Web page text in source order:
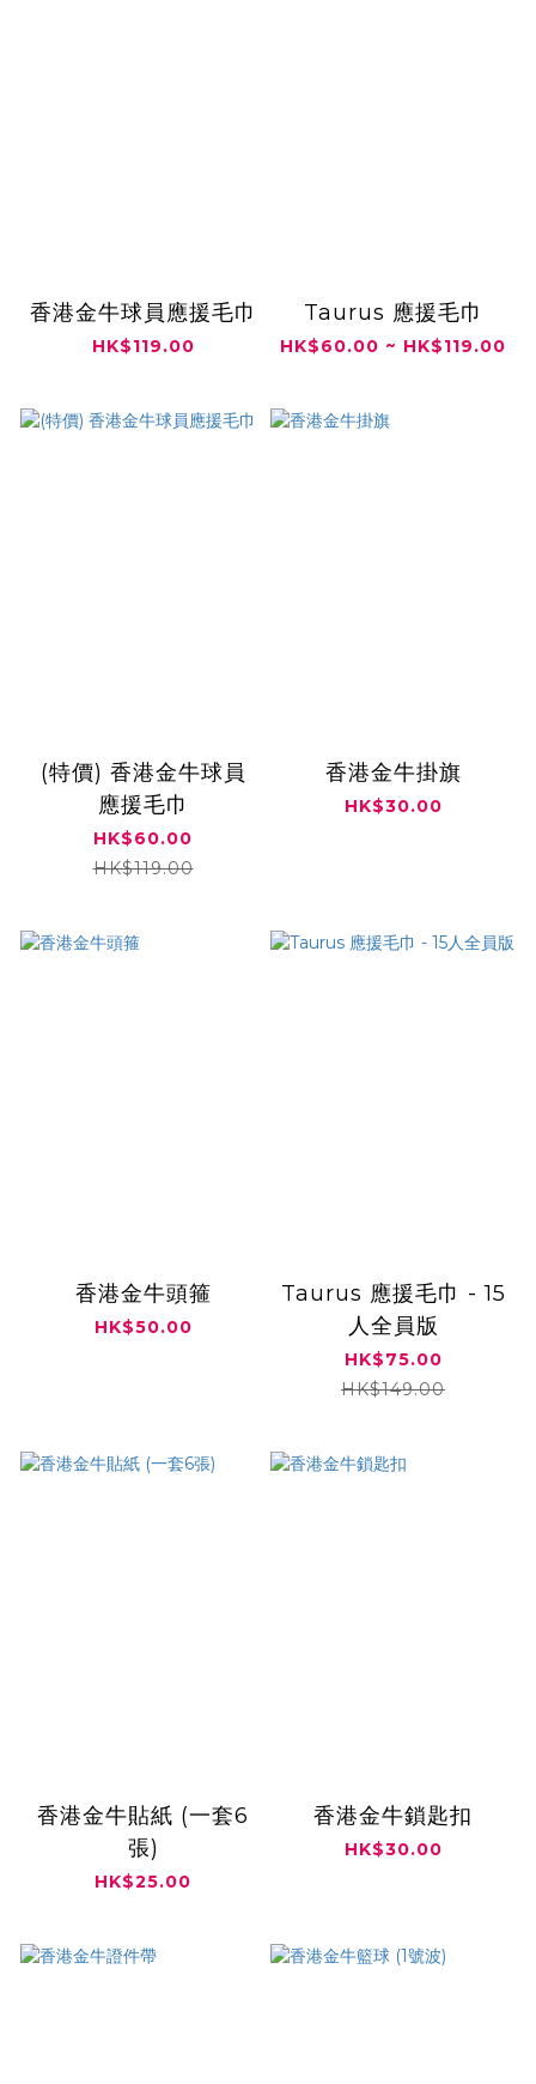
香港金牛球員應援毛巾
HK$119.00
Taurus 應援毛巾
HK$60.00 ~ HK$119.00
(特價) 香港金牛球員
應援毛巾
HK$60.00
HK$119.00
香港金牛掛旗
HK$30.00
香港金牛頭箍
HK$50.00
Taurus 應援毛巾 - 15
人全員版
HK$75.00
HK$149.00
香港金牛貼紙 (一套6
張)
HK$25.00
香港金牛鎖匙扣
HK$30.00